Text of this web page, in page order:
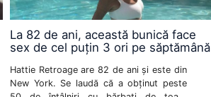
La 82 de ani, această bunică face
sex de cel puțin 3 ori pe săptămână
Hattie Retroage are 82 de ani și este din
New York. Se laudă că a obținut peste